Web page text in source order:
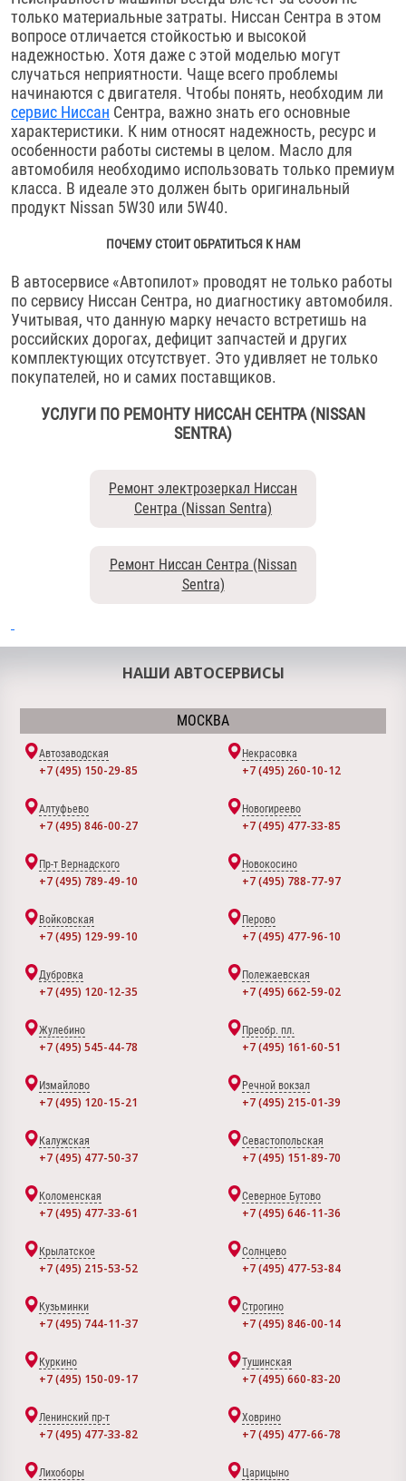
только материальные затраты. Ниссан Сентра в этом
вопросе отличается стойкостью и высокой
надежностью. Хотя даже с этой моделью могут
случаться неприятности. Чаще всего проблемы
начинаются с двигателя. Чтобы понять, необходим ли
сервис Ниссан Сентра, важно знать его основные
характеристики. К ним относят надежность, ресурс и
особенности работы системы в целом. Масло для
автомобиля необходимо использовать только премиум
класса. В идеале это должен быть оригинальный
продукт Nissan 5W30 или 5W40.
ПОЧЕМУ СТОИТ ОБРАТИТЬСЯ К НАМ
В автосервисе «Автопилот» проводят не только работы
по сервису Ниссан Сентра, но диагностику автомобиля.
Учитывая, что данную марку нечасто встретишь на
российских дорогах, дефицит запчастей и других
комплектующих отсутствует. Это удивляет не только
покупателей, но и самих поставщиков.
УСЛУГИ ПО РЕМОНТУ НИССАН СЕНТРА (NISSAN
SENTRA)
Ремонт электрозеркал Ниссан
Сентра (Nissan Sentra)
Ремонт Ниссан Сентра (Nissan
Sentra)
НАШИ АВТОСЕРВИСЫ
МОСКВА
Автозаводская
+7 (495) 150-29-85
Некрасовка
+7 (495) 260-10-12
Алтуфьево
+7 (495) 846-00-27
Новогиреево
+7 (495) 477-33-85
Пр-т Вернадского
+7 (495) 789-49-10
Новокосино
+7 (495) 788-77-97
Войковская
+7 (495) 129-99-10
Перово
+7 (495) 477-96-10
Дубровка
+7 (495) 120-12-35
Полежаевская
+7 (495) 662-59-02
Жулебино
+7 (495) 545-44-78
Преобр. пл.
+7 (495) 161-60-51
Измайлово
+7 (495) 120-15-21
Речной вокзал
+7 (495) 215-01-39
Калужская
+7 (495) 477-50-37
Севастопольская
+7 (495) 151-89-70
Коломенская
+7 (495) 477-33-61
Северное Бутово
+7 (495) 646-11-36
Крылатское
+7 (495) 215-53-52
Солнцево
+7 (495) 477-53-84
Кузьминки
+7 (495) 744-11-37
Строгино
+7 (495) 846-00-14
Куркино
+7 (495) 150-09-17
Тушинская
+7 (495) 660-83-20
Ленинский пр-т
+7 (495) 477-33-82
Ховрино
+7 (495) 477-66-78
Лихоборы Царицыно